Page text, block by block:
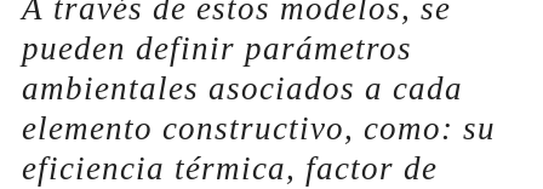
A través de estos modelos, se
pueden definir parámetros
ambientales asociados a cada
elemento constructivo, como: su
eficiencia térmica, factor de